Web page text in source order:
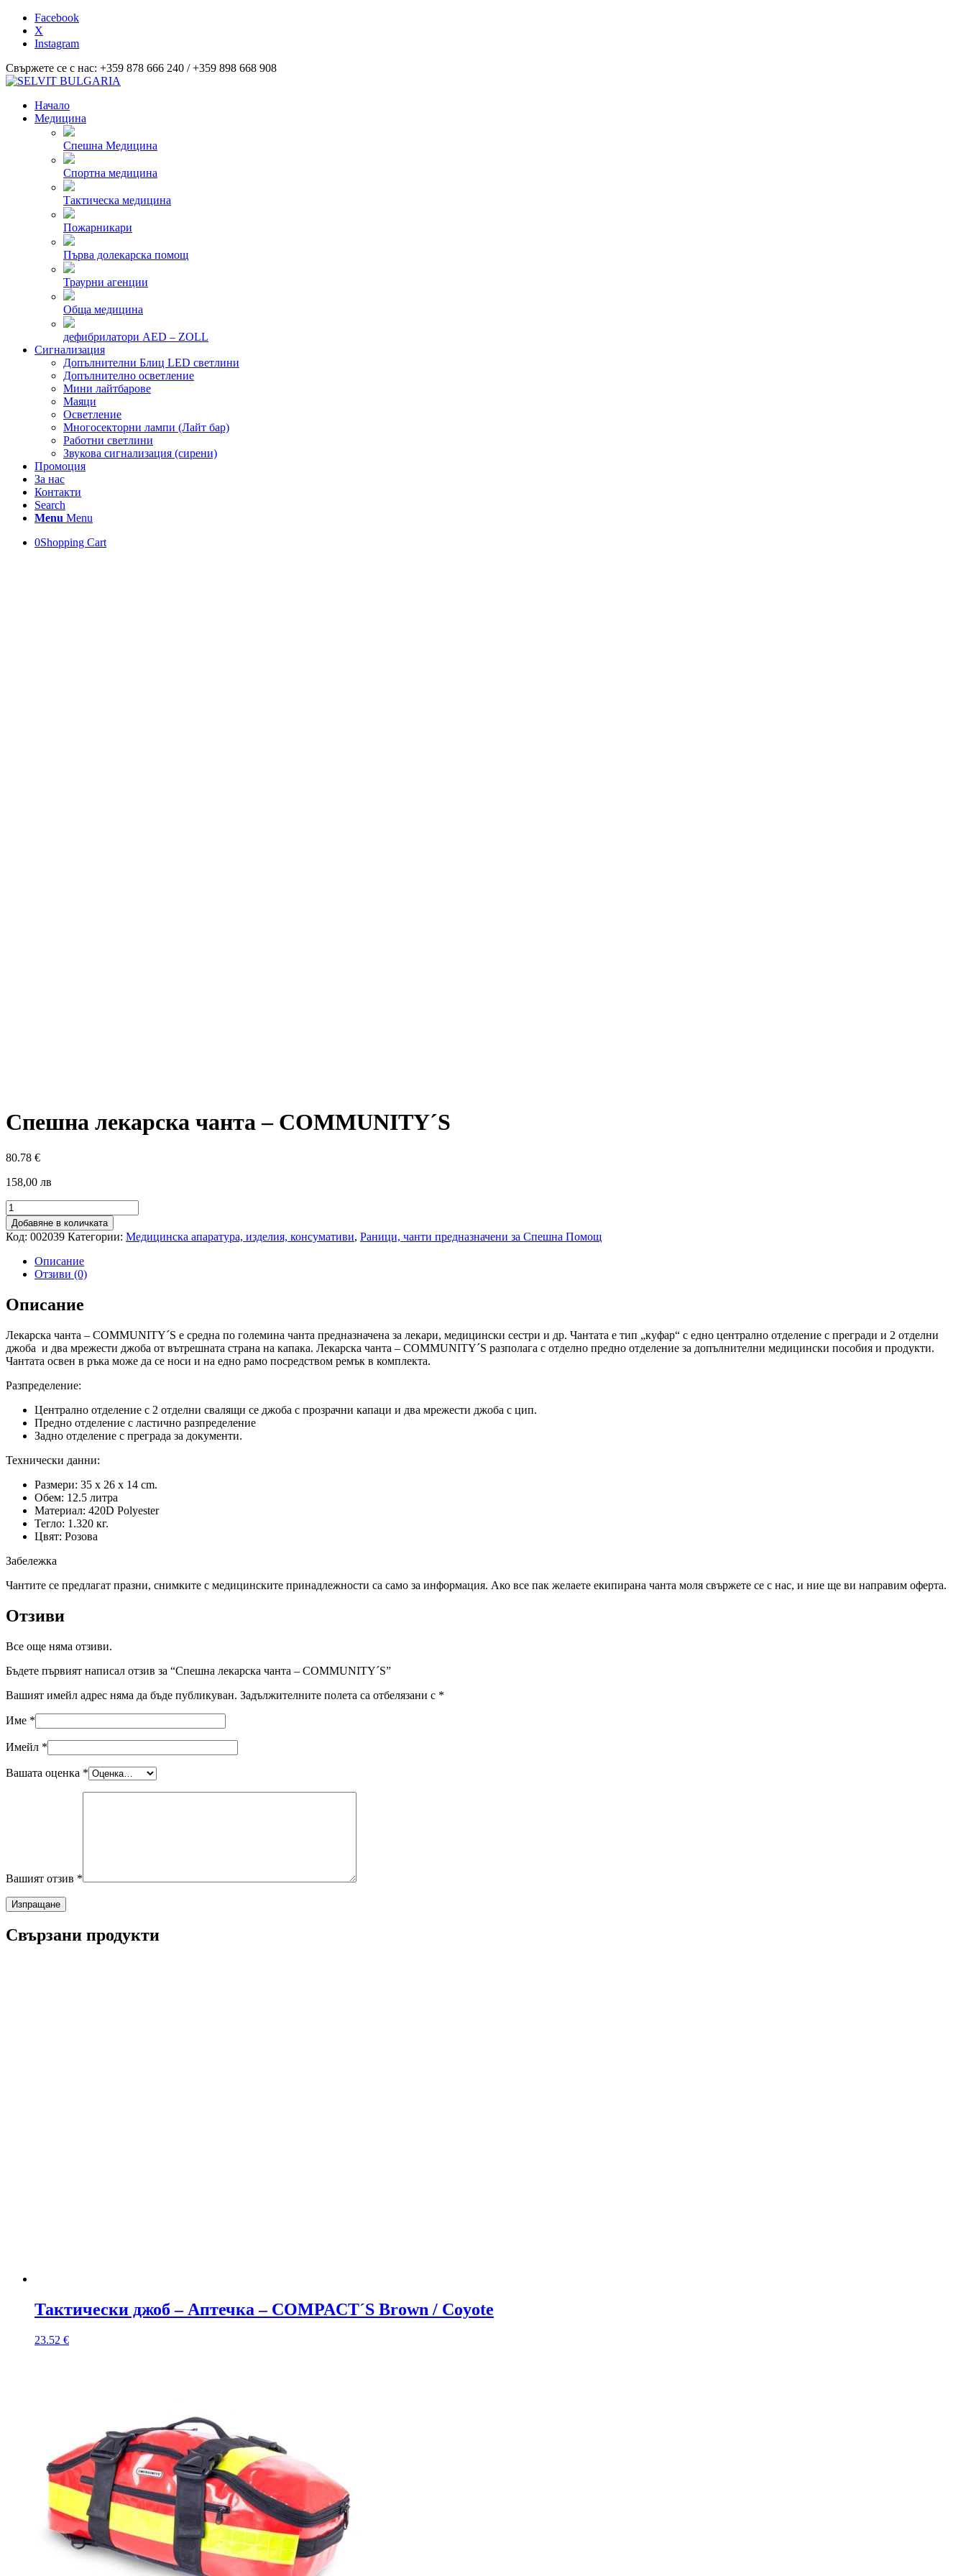
Facebook
X
Instagram
Свържете се с нас: +359 878 666 240 / +359 898 668 908
Начало
Медицина
Спешна Медицина
Спортна медицина
Тактическа медицина
Пожарникари
Първа долекарска помощ
Траурни агенции
Обща медицина
дефибрилатори AED – ZOLL
Сигнализация
Допълнителни Блиц LED светлини
Допълнително осветление
Мини лайтбарове
Маяци
Осветление
Многосекторни лампи (Лайт бар)
Работни светлини
Звукова сигнализация (сирени)
Промоция
За нас
Контакти
Search
Menu Menu
0Shopping Cart
Спешна лекарска чанта – COMMUNITY´S
80.78 €
158,00 лв
количество
за
Спешна
лекарска
чанта
COMMUNITY
´S
Добавяне в количката
Код: 002039 Категории: Медицинска апаратура, изделия, консумативи, Раници, чанти предназначени за Спешна Помощ
Описание
Отзиви (0)
Описание
Лекарска чанта – COMMUNITY´S е средна по големина чанта предназначена за лекари, медицински сестри и др. Чантата е тип „куфар“ с едно централно отделение с прегради и 2 отделни
джоба и два мрежести джоба от вътрешната страна на капака. Лекарска чанта – COMMUNITY´S разполага с отделно предно отделение за допълнителни медицински пособия и продукти.
Чантата освен в ръка може да се носи и на едно рамо посредством ремък в комплекта.
Разпределение:
Централно отделение с 2 отделни свалящи се джоба с прозрачни капаци и два мрежести джоба с цип.
Предно отделение с ластично разпределение
Задно отделение с преграда за документи.
Технически данни:
Размери: 35 x 26 x 14 cm.
Обем: 12.5 литра
Материал: 420D Polyester
Тегло: 1.320 кг.
Цвят: Розова
Забележка
Чантите се предлагат празни, снимките с медицинските принадлежности са само за информация. Ако все пак желаете екипирана чанта моля свържете се с нас, и ние ще ви направим оферта.
Отзиви
Все още няма отзиви.
Бъдете първият написал отзив за “Спешна лекарска чанта – COMMUNITY´S”
Вашият имейл адрес няма да бъде публикуван. Задължителните полета са отбелязани с *
Име *
Имейл *
Вашата оценка *
Вашият отзив *
Свързани продукти
Тактически джоб – Аптечка – COMPACT´S Brown / Coyote
23.52 €